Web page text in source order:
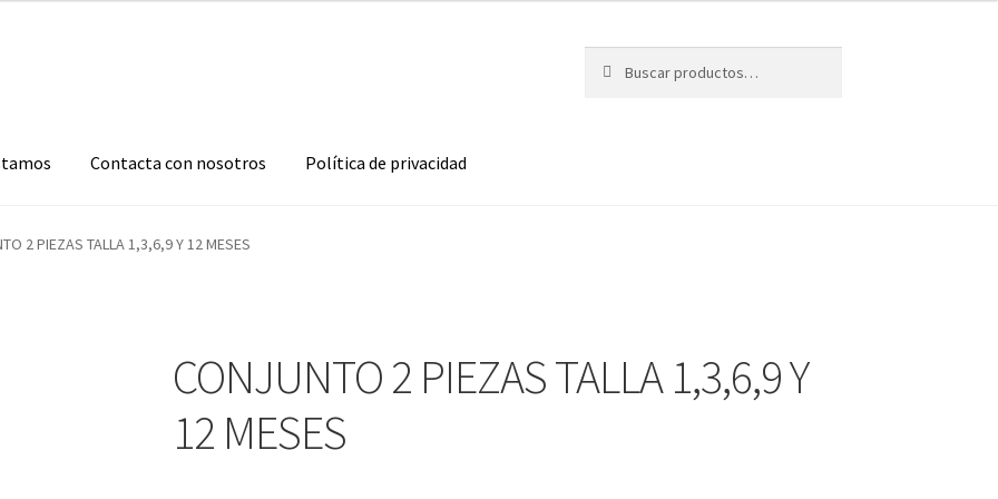
por:
Contacta con nosotros Política de privacidad
2 PIEZAS TALLA 1,3,6,9 Y 12 MESES
CONJUNTO 2 PIEZAS TALLA 1,3,6,9 Y
12 MESES